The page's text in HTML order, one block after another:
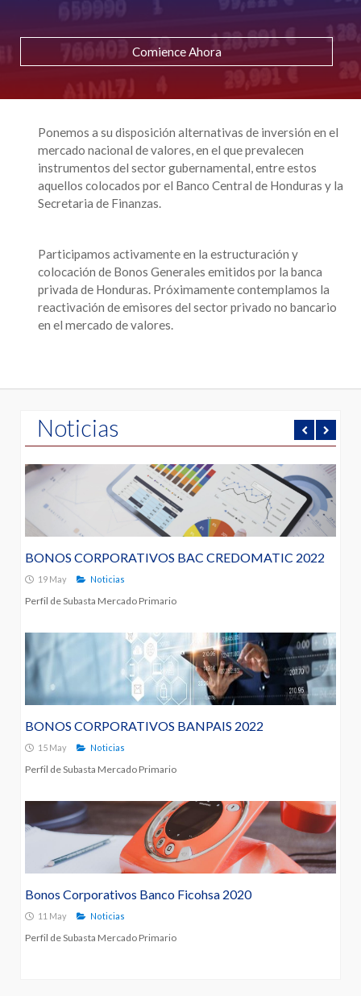
Comience Ahora
Ponemos a su disposición alternativas de inversión en el
mercado nacional de valores, en el que prevalecen
instrumentos del sector gubernamental, entre estos
aquellos colocados por el Banco Central de Honduras y la
Secretaria de Finanzas.
Participamos activamente en la estructuración y
colocación de Bonos Generales emitidos por la banca
privada de Honduras. Próximamente contemplamos la
reactivación de emisores del sector privado no bancario
en el mercado de valores.
Noticias
BONOS CORPORATIVOS BAC CREDOMATIC 2022
19 May Noticias
Perfil de Subasta Mercado Primario
BONOS CORPORATIVOS BANPAIS 2022
15 May Noticias
Perfil de Subasta Mercado Primario
Bonos Corporativos Banco Ficohsa 2020
11 May Noticias
Perfil de Subasta Mercado Primario